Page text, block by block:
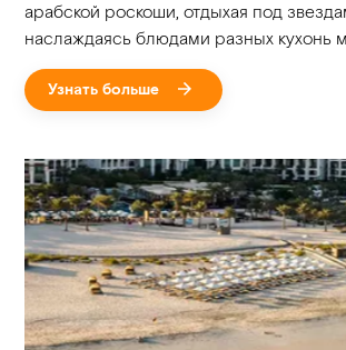
арабской роскоши, отдыхая под
наслаждаясь блюдами разных кухонь
Узнать больше